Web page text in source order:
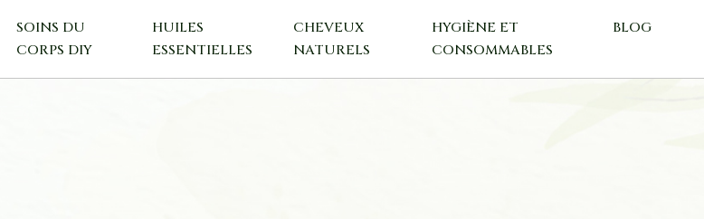
SOINS DU
CORPS DIY
HUILES
ESSENTIELLES
CHEVEUX
NATURELS
HYGIÈNE ET
CONSOMMABLES
BLOG